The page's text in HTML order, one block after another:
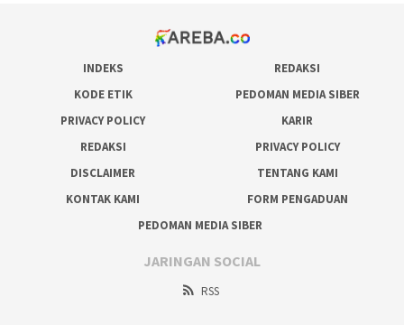
INDEKS
REDAKSI
KODE ETIK
PEDOMAN MEDIA SIBER
PRIVACY POLICY
KARIR
REDAKSI
PRIVACY POLICY
DISCLAIMER
TENTANG KAMI
KONTAK KAMI
FORM PENGADUAN
PEDOMAN MEDIA SIBER
JARINGAN SOCIAL
RSS